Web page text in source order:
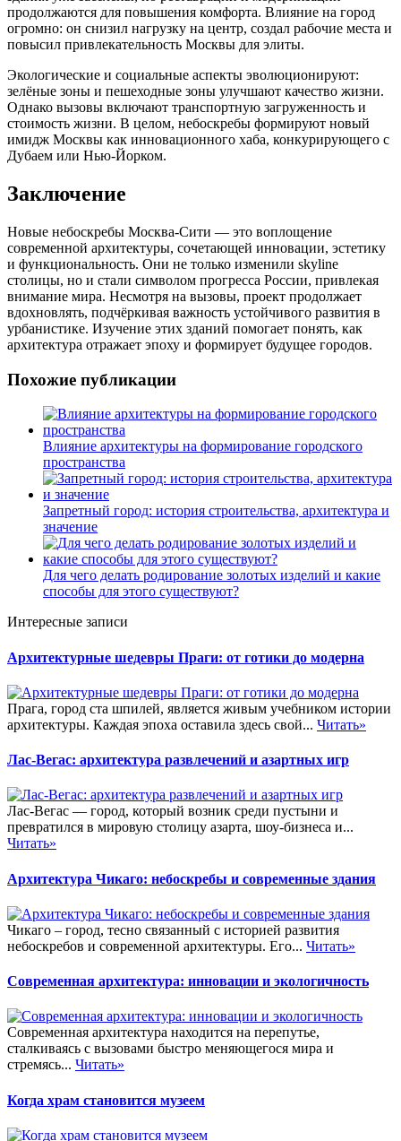
продолжаются для повышения комфорта. Влияние на город
огромно: он снизил нагрузку на центр, создал рабочие места и
повысил привлекательность Москвы для элиты.
Экологические и социальные аспекты эволюционируют:
зелёные зоны и пешеходные зоны улучшают качество жизни.
Однако вызовы включают транспортную загруженность и
стоимость жизни. В целом, небоскребы формируют новый
имидж Москвы как инновационного хаба, конкурирующего с
Дубаем или Нью-Йорком.
Заключение
Новые небоскребы Москва-Сити — это воплощение
современной архитектуры, сочетающей инновации, эстетику
и функциональность. Они не только изменили skyline
столицы, но и стали символом прогресса России, привлекая
внимание мира. Несмотря на вызовы, проект продолжает
вдохновлять, подчёркивая важность устойчивого развития в
урбанистике. Изучение этих зданий помогает понять, как
архитектура отражает эпоху и формирует будущее городов.
Похожие публикации
Влияние архитектуры на формирование городского
пространства
Запретный город: история строительства, архитектура и
значение
Для чего делать родирование золотых изделий и какие
способы для этого существуют?
Интересные записи
Архитектурные шедевры Праги: от готики до модерна
Прага, город ста шпилей, является живым учебником истории
архитектуры. Каждая эпоха оставила здесь свой... Читать»
Лас-Вегас: архитектура развлечений и азартных игр
Лас-Вегас — город, который возник среди пустыни и
превратился в мировую столицу азарта, шоу-бизнеса и...
Читать»
Архитектура Чикаго: небоскребы и современные здания
Чикаго – город, тесно связанный с историей развития
небоскребов и современной архитектуры. Его... Читать»
Современная архитектура: инновации и экологичность
Современная архитектура находится на перепутье,
сталкиваясь с вызовами быстро меняющегося мира и
стремясь... Читать»
Когда храм становится музеем